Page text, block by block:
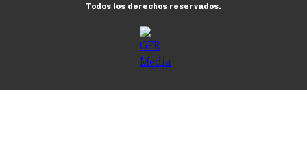
Todos los derechos reservados.